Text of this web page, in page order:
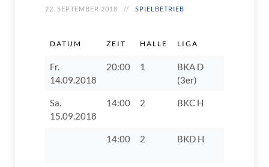
22. SEPTEMBER 2018 SPIELBETRIEB
DATUM ZEIT HALLE LIGA
Fr.
14.09.2018
20:00 1
BKA D
(3er)
Sa.
15.09.2018
14:00 2 BKC H
14:00 2 BKD H